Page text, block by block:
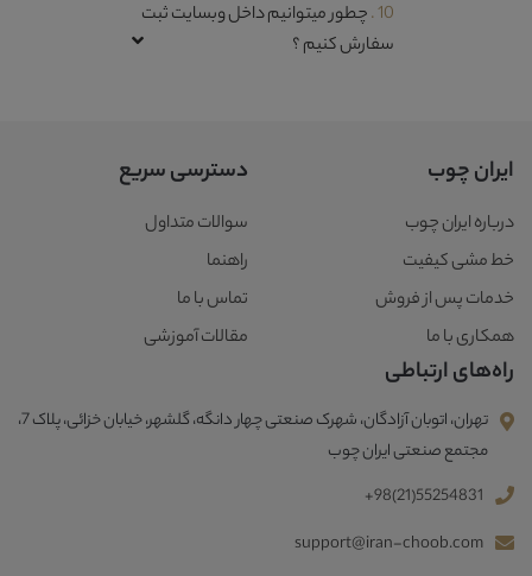
10 . چطور میتوانیم داخل وبسایت ثبت
سفارش کنیم ؟
ایران چوب
درباره ایران چوب
خط مشی کیفیت
خدمات پس از فروش
همکاری با ما
دسترسی سریع
سوالات متداول
راهنما
تماس با ما
مقالات آموزشی
راه‌های ارتباطی
تهران، اتوبان آزادگان، شهرک صنعتی چهار دانگه، گلشهر، خیابان خزائی، پلاک 7،
مجتمع صنعتی ایران چوب
+98(21)55254831
support@iran-choob.com